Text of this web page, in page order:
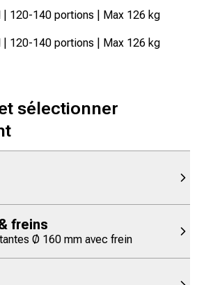
| 120-140 portions | Max 126 kg
| 120-140 portions | Max 126 kg
sélectionner
freins
Ø 160 mm avec frein